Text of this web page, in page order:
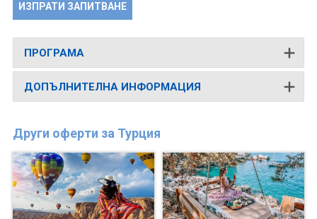
ИЗПРАТИ ЗАПИТВАНЕ
ПРОГРАМА
ДОПЪЛНИТЕЛНА ИНФОРМАЦИЯ
Други оферти за Турция